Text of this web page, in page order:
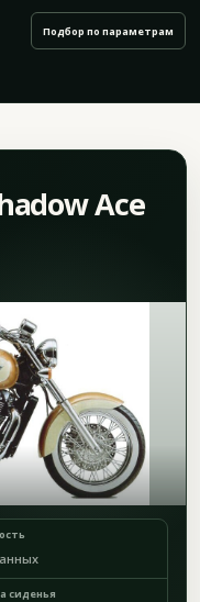
Подбор по параметрам
Ace
сиденья